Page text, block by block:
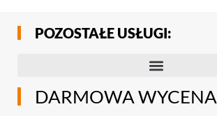
POZOSTAŁE USŁUGI:
DARMOWA WYCENA